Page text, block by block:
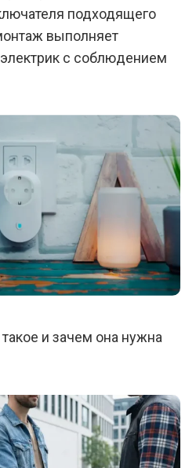
подходящего
выполняет
с соблюдением
такое и зачем она нужна